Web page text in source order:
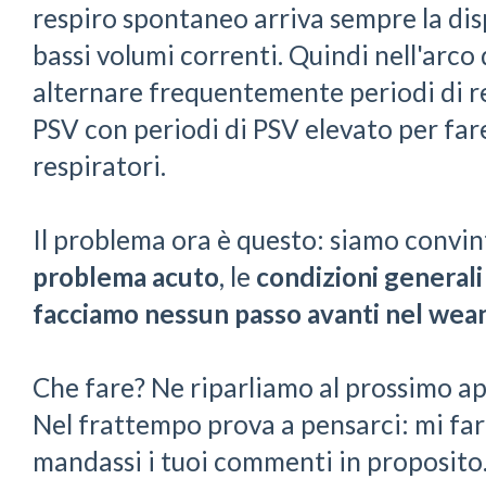
respiro spontaneo arriva sempre la
bassi volumi correnti. Quindi
alternare frequentemente periodi di
PSV con periodi di PSV elevato per
respiratori.
Il problema ora è questo: siamo
problema acuto, le condizioni generali
facciamo nessun passo avanti nel
Che fare? Ne riparliamo al prossimo
Nel frattempo prova a pensarci: mi
mandassi i tuoi commenti in